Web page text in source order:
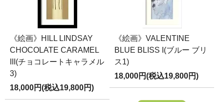
《絵画》HILL LINDSAY
CHOCOLATE CARAMEL
III(チョコレートキャラメル
3)
18,000円(税込19,800円)
《絵画》VALENTINE
BLUE BLISS I(ブルー ブリ
ス1)
18,000円(税込19,800円)